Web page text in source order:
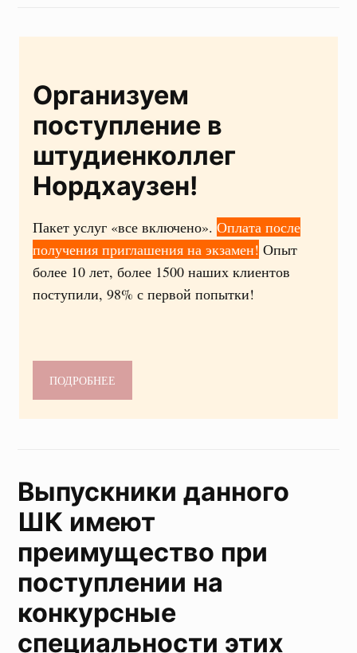
Организуем
поступление в
штудиенколлег
Нордхаузен!
Пакет услуг «все включено».Оплата после
получения приглашения на экзамен! Опыт
более 10 лет, более 1500 наших клиентов
поступили, 98% с первой попытки!
ПОДРОБНЕЕ
Выпускники данного
ШК имеют
преимущество при
поступлении на
конкурсные
специальности этих